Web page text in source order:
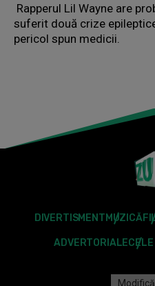
Rapperul Lil Wayne are
suferit două crize
pericol spun medicii.
DIVERTISMENT MUZICĂ
ADVERTORIALE